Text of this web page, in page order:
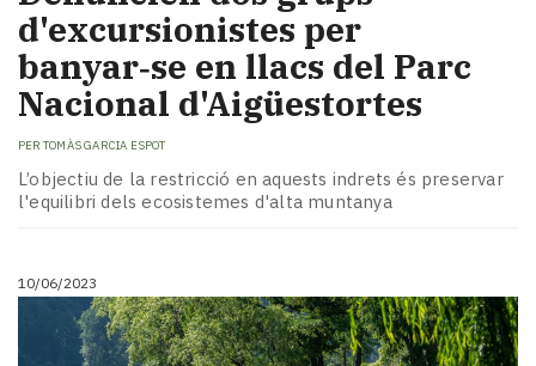
d'excursionistes per
banyar‑se en llacs del Parc
Nacional d'Aigüestortes
PER TOMÀS GARCIA ESPOT
L’objectiu de la restricció en aquests indrets és preservar
l'equilibri dels ecosistemes d'alta muntanya
10/06/2023